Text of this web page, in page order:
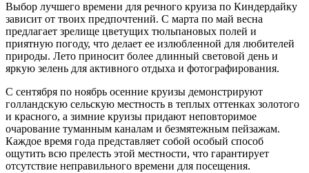
Выбор лучшего времени для речного круиза по Киндердайку
зависит от твоих предпочтений. С марта по май весна
предлагает зрелище цветущих тюльпановых полей и
приятную погоду, что делает ее излюбленной для любителей
природы. Лето приносит более длинный световой день и
яркую зелень для активного отдыха и фотографирования.
С сентября по ноябрь осенние круизы демонстрируют
голландскую сельскую местность в теплых оттенках золотого
и красного, а зимние круизы придают неповторимое
очарование туманным каналам и безмятежным пейзажам.
Каждое время года представляет собой особый способ
ощутить всю прелесть этой местности, что гарантирует
отсутствие неправильного времени для посещения.